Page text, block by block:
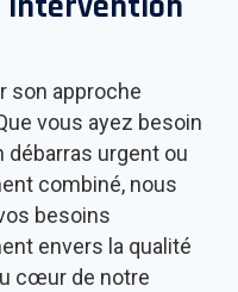
son approche
vous ayez besoin
débarras urgent ou
combiné, nous
besoins
envers la qualité
cœur de notre